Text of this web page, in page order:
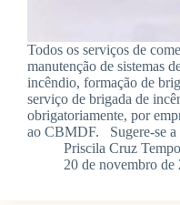
Todos os serviços de
manutenção de sistemas
incêndio, formação de
serviço de brigada de
obrigatoriamente, por
ao CBMDF. Sugere-se
Priscila Cruz
20 de novembro de